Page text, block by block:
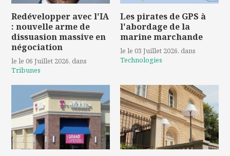
Redévelopper avec l'IA
: nouvelle arme de
dissuasion massive en
négociation
le le 06 Juillet 2026, dans
Tribunes
Les pirates de GPS à
l'abordage de la
marine marchande
le le 03 Juillet 2026, dans
Technologies